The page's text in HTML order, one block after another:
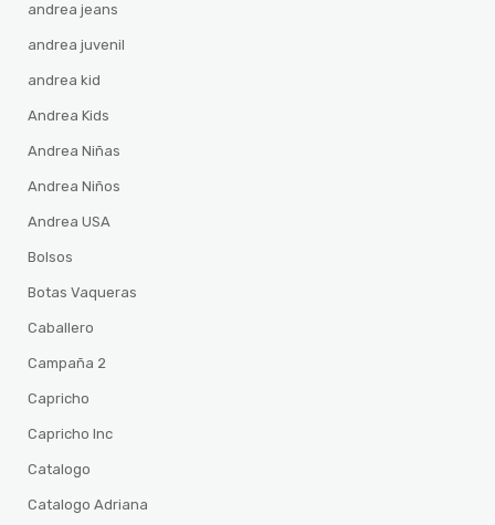
andrea jeans
andrea juvenil
andrea kid
Andrea Kids
Andrea Niñas
Andrea Niños
Andrea USA
Bolsos
Botas Vaqueras
Caballero
Campaña 2
Capricho
Capricho Inc
Catalogo
Catalogo Adriana